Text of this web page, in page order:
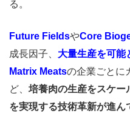
る。
Future FieldsやCore
成長因子、 大量生産を可能
Matrix Meatsの企業ごとに
ど、 培養肉の生産をスケー
を実現する技術革新が進ん